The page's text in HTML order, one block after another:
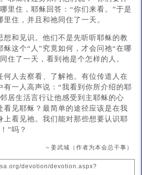
里住，耶稣回答：“你们来看。”于是
住，并且和祂同住了一天。
想和见识。他们不是先听听耶稣的教
稣这个“人”究竟如何，才会问祂“在哪
住了一天，看到祂是个怎样的人。
何人去察看、了解祂。有位传道人在
有一人高声说：“我看到你所介绍的耶
居生活言行让他感受到主耶稣的心
看见耶稣？最简单的途径应该是在我
上看见祂。我们能对那些想要认识耶
”吗？
～姜武城（作者为本会总干事）
devotion/devotion.aspx?